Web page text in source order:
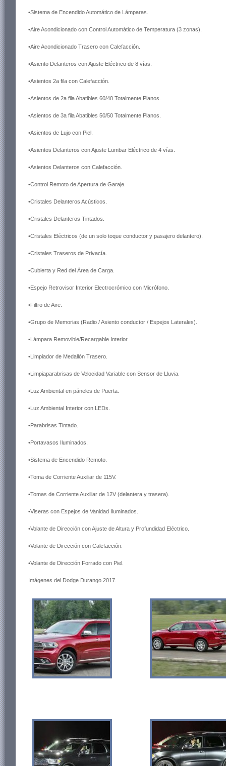
•Sistema de Encendido Automático de Lámparas.
•Aire Acondicionado con Control Automático de Temperatura (3 zonas).
•Aire Acondicionado Trasero con Calefacción.
•Asiento Delanteros con Ajuste Eléctrico de 8 vías.
•Asientos 2a fila con Calefacción.
•Asientos de 2a fila Abatibles 60/40 Totalmente Planos.
•Asientos de 3a fila Abatibles 50/50 Totalmente Planos.
•Asientos de Lujo con Piel.
•Asientos Delanteros con Ajuste Lumbar Eléctrico de 4 vías.
•Asientos Delanteros con Calefacción.
•Control Remoto de Apertura de Garaje.
•Cristales Delanteros Acústicos.
•Cristales Delanteros Tintados.
•Cristales Eléctricos (de un solo toque conductor y pasajero delantero).
•Cristales Traseros de Privacía.
•Cubierta y Red del Área de Carga.
•Espejo Retrovisor Interior Electrocrómico con Micrófono.
•Filtro de Aire.
•Grupo de Memorias (Radio / Asiento conductor / Espejos Laterales).
•Lámpara Removible/Recargable Interior.
•Limpiador de Medallón Trasero.
•Limpiaparabrisas de Velocidad Variable con Sensor de Lluvia.
•Luz Ambiental en páneles de Puerta.
•Luz Ambiental Interior con LEDs.
•Parabrisas Tintado.
•Portavasos Iluminados.
•Sistema de Encendido Remoto.
•Toma de Corriente Auxiliar de 115V.
•Tomas de Corriente Auxiliar de 12V (delantera y trasera).
•Viseras con Espejos de Vanidad Iluminados.
•Volante de Dirección con Ajuste de Altura y Profundidad Eléctrico.
•Volante de Dirección con Calefacción.
•Volante de Dirección Forrado con Piel.
Imágenes del Dodge Durango 2017.